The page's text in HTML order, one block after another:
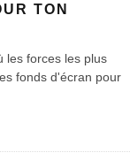
TON
les forces les plus
fonds d'écran pour